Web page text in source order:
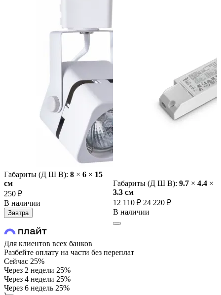
Габариты (Д Ш В): 8 × 6 × 15
cм
250 ₽
В наличии
Завтра
Габариты (Д Ш В): 9.7 × 4.4 ×
3.3 cм
12 110 ₽ 24 220 ₽
В наличии
Для клиентов всех банков
Разбейте оплату на части без переплат
Сейчас 25%
Через 2 недели 25%
Через 4 недели 25%
Через 6 недель 25%